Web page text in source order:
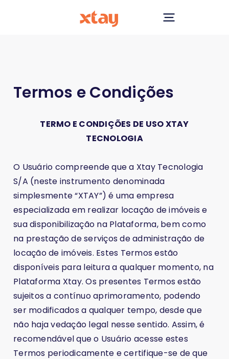
Termos e Condições
TERMO E CONDIÇÕES DE USO XTAY
TECNOLOGIA
O Usuário compreende que a Xtay Tecnologia
S/A (neste instrumento denominada
simplesmente “XTAY”) é uma empresa
especializada em realizar locação de imóveis e
sua disponibilização na Plataforma, bem como
na prestação de serviços de administração de
locação de imóveis. Estes Termos estão
disponíveis para leitura a qualquer momento, na
Plataforma Xtay. Os presentes Termos estão
sujeitos a contínuo aprimoramento, podendo
ser modificados a qualquer tempo, desde que
não haja vedação legal nesse sentido. Assim, é
recomendável que o Usuário acesse estes
Termos periodicamente e certifique-se de que